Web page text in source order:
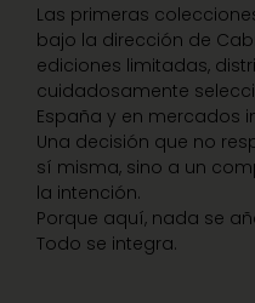
Las primeras
bajo la dirección de
ediciones limitadas,
cuidadosamente
España y en mercados
Una decisión que no
sí misma, sino a un
la intención.
Porque aquí, nada se
Todo se integra.